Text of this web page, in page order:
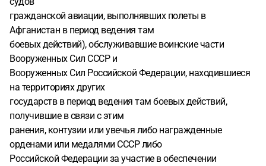
гражданской авиации, выполнявших полеты в
Афганистан в период ведения там
боевых действий), обслуживавшие воинские части
Вооруженных Сил СССР и
Вооруженных Сил Российской Федерации, находившиеся
на территориях других
государств в период ведения там боевых действий,
получившие в связи с этим
ранения, контузии или увечья либо награжденные
орденами или медалями СССР либо
Российской Федерации за участие в обеспечении